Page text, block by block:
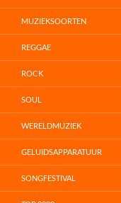
MUZIEKSOORTEN
REGGAE
ROCK
SOUL
WERELDMUZIEK
GELUIDSAPPARATUUR
SONGFESTIVAL